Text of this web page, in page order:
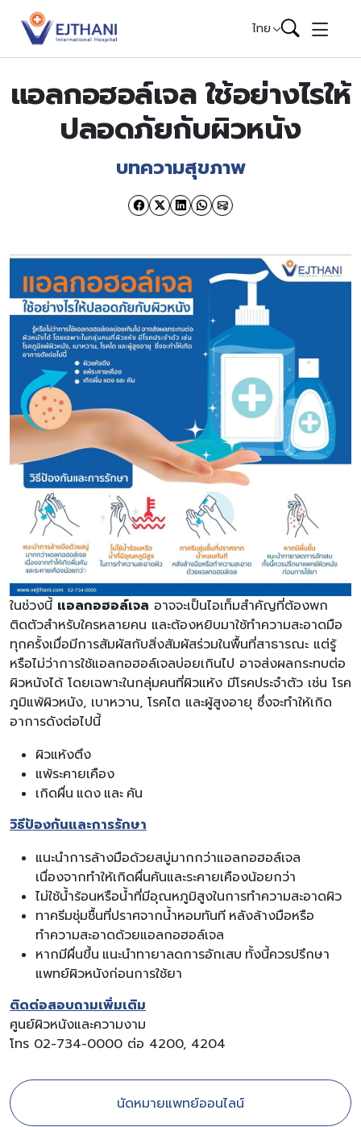
Skip to content
ไทย
แอลกอฮอล์เจล ใช้อย่างไรให้
ปลอดภัยกับผิวหนัง
บทความสุขภาพ
ในช่วงนี้ แอลกอฮอล์เจล อาจจะเป็นไอเท็มสำคัญที่ต้องพก
ติดตัวสำหรับใครหลายคน และต้องหยิบมาใช้ทำความสะอาดมือ
ทุกครั้งเมื่อมีการสัมผัสกับสิ่งสัมผัสร่วมในพื้นที่สาธารณะ แต่รู้
หรือไม่ว่าการใช้แอลกอฮอล์เจลบ่อยเกินไป อาจส่งผลกระทบต่อ
ผิวหนังได้ โดยเฉพาะในกลุ่มคนที่ผิวแห้ง มีโรคประจำตัว เช่น โรค
ภูมิแพ้ผิวหนัง, เบาหวาน, โรคไต และผู้สูงอายุ ซึ่งจะทำให้เกิด
อาการดังต่อไปนี้
ผิวแห้งตึง
แพ้ระคายเคือง
เกิดผื่น แดง และ คัน
วิธีป้องกันและการรักษา
แนะนำการล้างมือด้วยสบู่มากกว่าแอลกอฮอล์เจล
เนื่องจากทำให้เกิดผื่นคันและระคายเคืองน้อยกว่า
ไม่ใช้น้ำร้อนหรือน้ำที่มีอุณหภูมิสูงในการทำความสะอาดผิว
ทาครีมชุ่มชื้นที่ปราศจากน้ำหอมทันที หลังล้างมือหรือ
ทำความสะอาดด้วยแอลกอฮอล์เจล
หากมีผื่นขึ้น แนะนำทายาลดการอักเสบ ทั้งนี้ควรปรึกษา
แพทย์ผิวหนังก่อนการใช้ยา
ติดต่อสอบถามเพิ่มเติม
ศูนย์ผิวหนังและความงาม
โทร 02-734-0000 ต่อ 4200, 4204
นัดหมายแพทย์ออนไลน์